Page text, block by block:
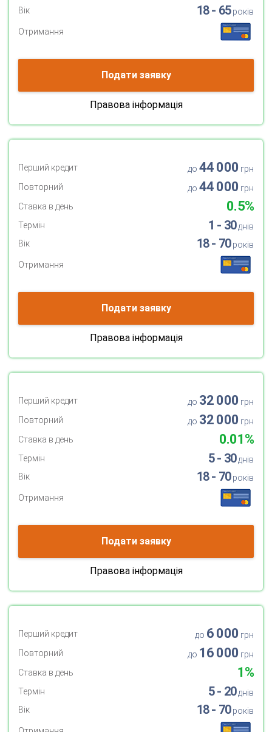
Вік
18 - 65років
Отримання
Подати заявку
Правова інформація
Перший кредит до 44 000 грн
Повторний
до 44 000 грн
Ставка в день
0.5%
Термін 1 - 30днів
Вік
18 - 70років
Отримання
Подати заявку
Правова інформація
Перший кредит до 32 000 грн
Повторний
до 32 000 грн
Ставка в день
0.01%
Термін 5 - 30днів
Вік
18 - 70років
Отримання
Подати заявку
Правова інформація
Перший кредит до 6 000 грн
Повторний
до 16 000 грн
Ставка в день
1%
Термін 5 - 20днів
Вік
18 - 70років